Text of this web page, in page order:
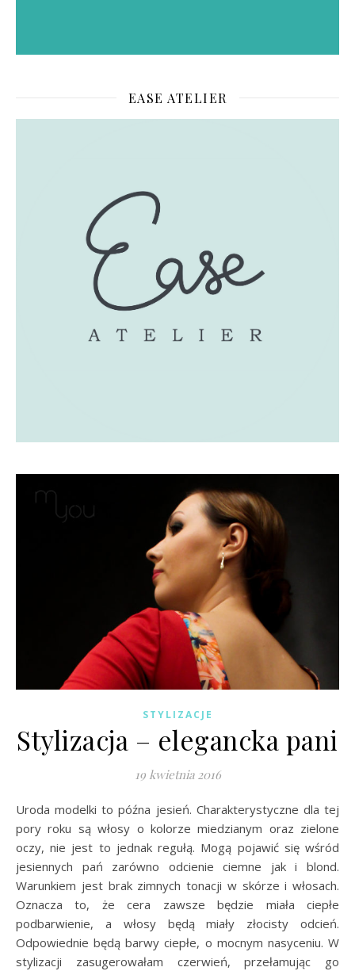
EASE ATELIER
STYLIZACJE
Stylizacja – elegancka pani
19 kwietnia 2016
Uroda modelki to późna jesień. Charakterystyczne dla tej
pory roku są włosy o kolorze miedzianym oraz zielone
oczy, nie jest to jednak regułą. Mogą pojawić się wśród
jesiennych pań zarówno odcienie ciemne jak i blond.
Warunkiem jest brak zimnych tonacji w skórze i włosach.
Oznacza to, że cera zawsze będzie miała ciepłe
podbarwienie, a włosy będą miały złocisty odcień.
Odpowiednie będą barwy ciepłe, o mocnym nasyceniu. W
stylizacji zasugerowałam czerwień, przełamując go